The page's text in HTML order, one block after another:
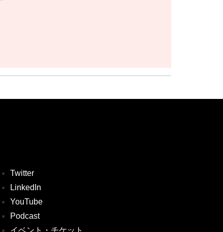
Twitter
LinkedIn
YouTube
Podcast
イベント・チケット